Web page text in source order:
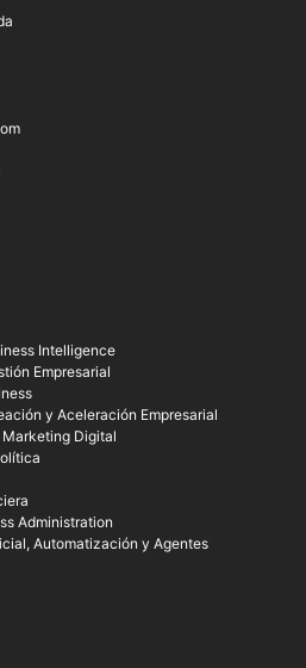
Intelligence
Empresarial
y Aceleración Empresarial
Digital
Administration
Automatización y Agentes